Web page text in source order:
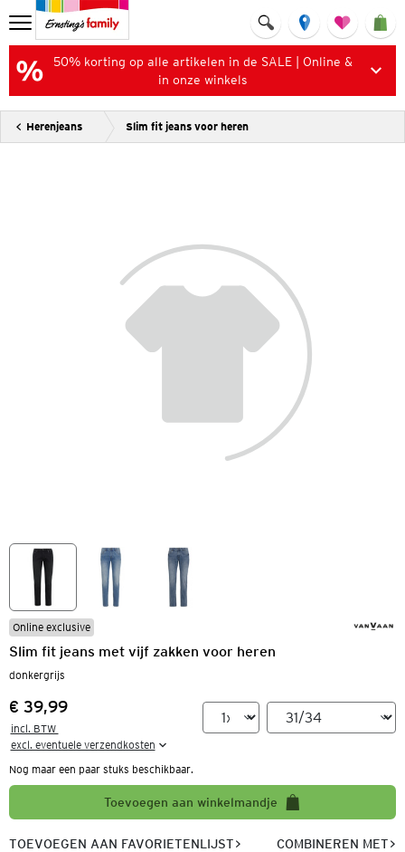
50% korting op alle artikelen in de SALE | Online &
in onze winkels
Herenjeans Slim fit jeans voor heren
Online exclusive
Slim fit jeans met vijf zakken voor heren
donkergrijs
Prijs:
€ 39,99
incl. BTW
excl. eventuele verzendkosten
Nog maar een paar stuks beschikbaar.
Toevoegen aan winkelmandje
TOEVOEGEN AAN FAVORIETENLIJST COMBINEREN MET